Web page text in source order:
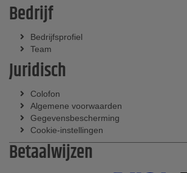
Bedrijf
Bedrijfsprofiel
Team
Juridisch
Colofon
Algemene voorwaarden
Gegevensbescherming
Cookie-instellingen
Betaalwijzen